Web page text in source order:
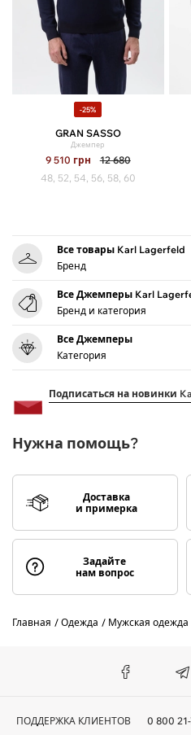
-25%
GRAN SASSO
Джемпер
9 510 грн
12 680
48, 52, 54, 56, 58, 60
Все товары Karl Lagerfeld
Бренд
Все Джемперы Karl
Бренд и категория
Все Джемперы
Категория
Подписаться на новинки
Нужна помощь?
Доставка
и примерка
Задайте
нам вопрос
Главная Одежда Мужская одежда
ПОДДЕРЖКА КЛИЕНТОВ 0 800